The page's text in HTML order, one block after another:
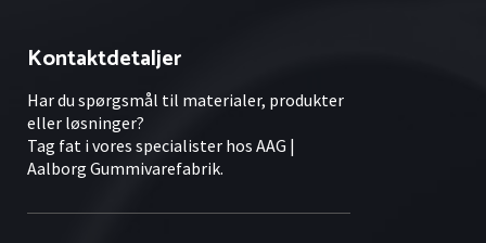
Kontaktdetaljer
Har du spørgsmål til materialer, produkter
eller løsninger?
Tag fat i vores specialister hos AAG |
Aalborg Gummivarefabrik.